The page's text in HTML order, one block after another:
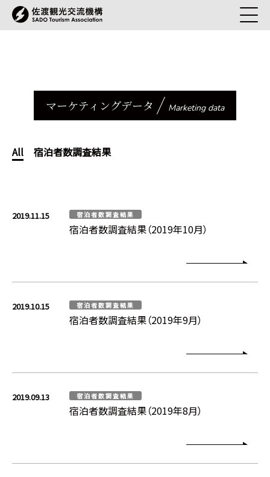
マーケティングデータ Marketing data
All 宿泊者数調査結果
2019.11.15 宿泊者数調査結果
宿泊者数調査結果（2019年10月）
2019.10.15 宿泊者数調査結果
宿泊者数調査結果（2019年9月）
2019.09.13 宿泊者数調査結果
宿泊者数調査結果（2019年8月）